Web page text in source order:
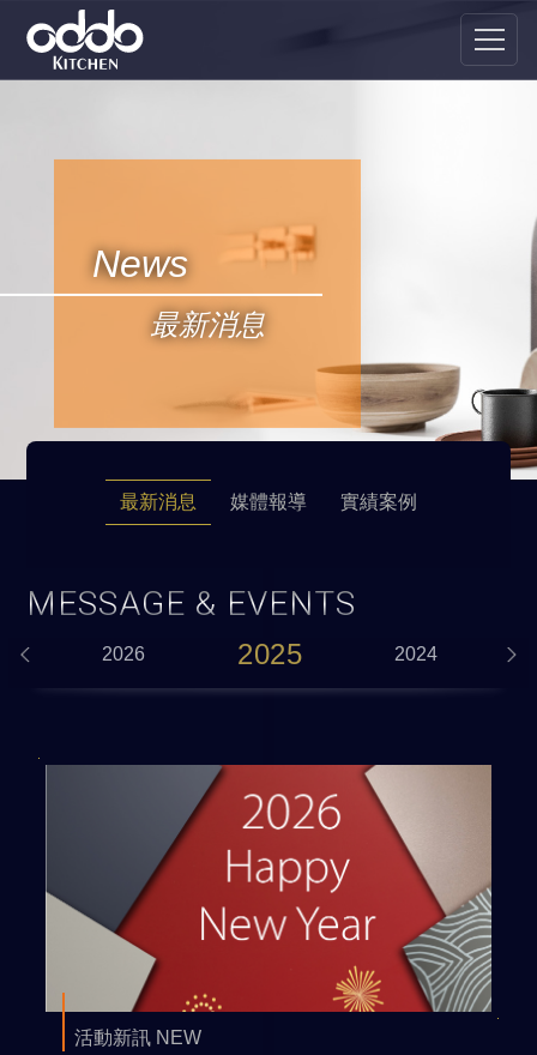
News
最新消息
最新消息 媒體報導 實績案例
MESSAGE & EVENTS
2026 2025 2024
活動新訊 NEW